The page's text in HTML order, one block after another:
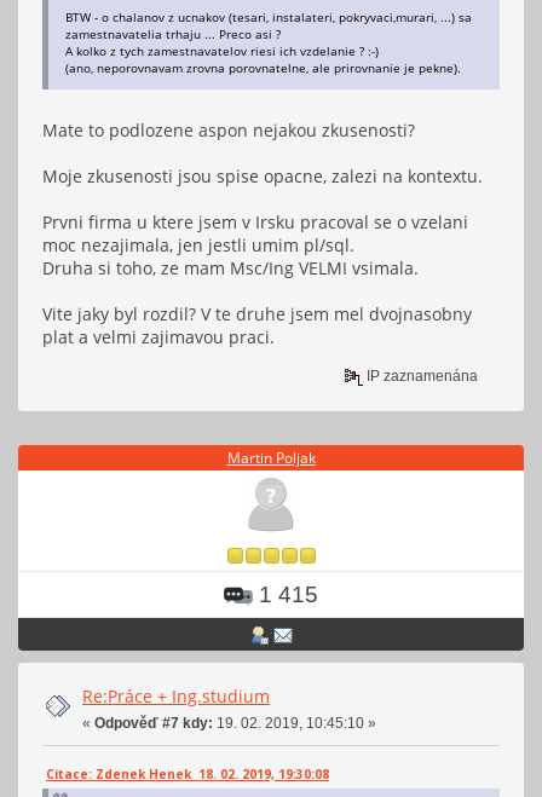
BTW - o chalanov z ucnakov (tesari, instalateri, pokryvaci,murari, ...) sa
zamestnavatelia trhaju ... Preco asi ?
A kolko z tych zamestnavatelov riesi ich vzdelanie ? :-)
(ano, neporovnavam zrovna porovnatelne, ale prirovnanie je pekne).
Mate to podlozene aspon nejakou zkusenosti?
Moje zkusenosti jsou spise opacne, zalezi na kontextu.
Prvni firma u ktere jsem v Irsku pracoval se o vzelani
moc nezajimala, jen jestli umim pl/sql.
Druha si toho, ze mam Msc/Ing VELMI vsimala.
Vite jaky byl rozdil? V te druhe jsem mel dvojnasobny
plat a velmi zajimavou praci.
IP zaznamenána
Martin Poljak
1 415
Re:Práce + Ing.studium
« Odpověď #7 kdy: 19. 02. 2019, 10:45:10 »
Citace: Zdenek Henek 18. 02. 2019, 19:30:08